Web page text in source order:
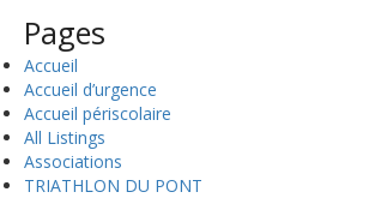
Pages
Accueil
Accueil d’urgence
Accueil périscolaire
All Listings
Associations
TRIATHLON DU PONT